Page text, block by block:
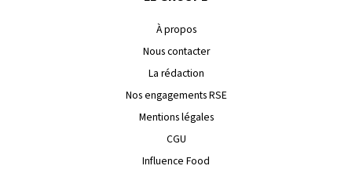
À propos
Nous contacter
La rédaction
Nos engagements RSE
Mentions légales
CGU
Influence Food